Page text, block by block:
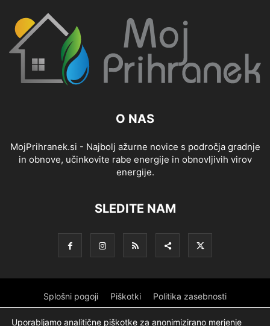
O NAS
MojPrihranek.si - Najbolj ažurne novice s področja gradnje
in obnove, učinkovite rabe energije in obnovljivih virov
energije.
SLEDITE NAM
Splošni pogoji Piškotki Politika zasebnosti
Oglaševanje Partnerji Sofinanciranje Logotip
Uporabljamo analitične piškotke za anonimizirano merjenje